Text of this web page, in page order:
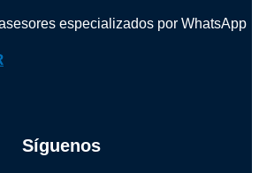
especializados por WhatsApp
Síguenos